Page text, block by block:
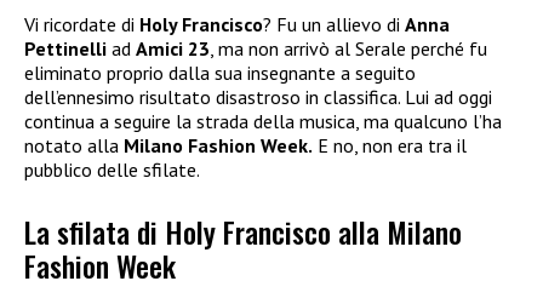
Vi ricordate di Holy Francisco? Fu un allievo di Anna
Pettinelli ad Amici 23, ma non arrivò al Serale perché fu
eliminato proprio dalla sua insegnante a seguito
dell’ennesimo risultato disastroso in classifica. Lui ad oggi
continua a seguire la strada della musica, ma qualcuno l’ha
notato alla Milano Fashion Week. E no, non era tra il
pubblico delle sfilate.
La sfilata di Holy Francisco alla Milano
Fashion Week